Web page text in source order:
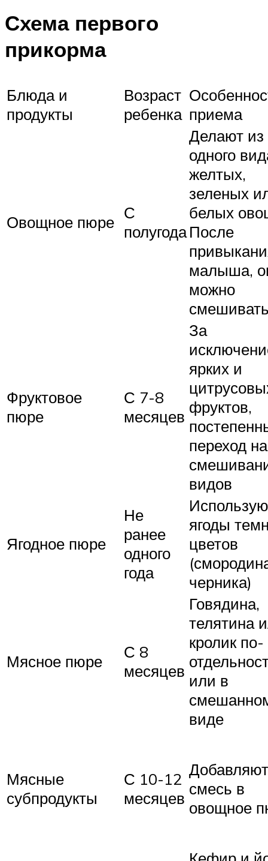
Схема первого
прикорма
Блюда и
продукты
Возраст
ребенка приема
Овощное пюре С
полугода
Делают из
одного
желтых,
зеленых
белых
После
малыша,
можно
Фруктовое
пюре
С 7-8
месяцев
За
ярких и
фруктов,
переход на
видов
Ягодное пюре
Не
ранее
одного
года
ягоды
цветов
черника)
Мясное пюре
С 8
месяцев
Говядина,
телятина
кролик по-
или в
виде
Мясные
субпродукты
С 10-12
месяцев
Добавляют
смесь в
овощное